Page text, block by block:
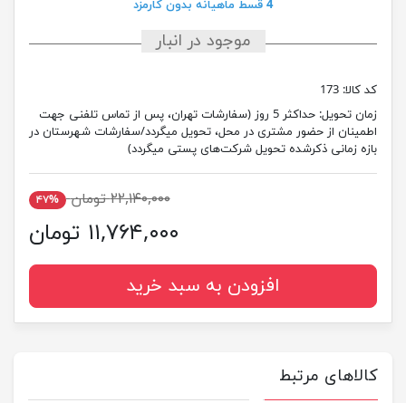
4 قسط ماهیانه بدون کارمزد
موجود در انبار
کد کالا: 173
زمان تحویل:
حداکثر 5 روز (سفارشات تهران، پس از تماس تلفنی جهت
اطمینان از حضور مشتری در محل، تحویل میگردد/سفارشات شهرستان در
بازه زمانی ذکرشده تحویل شرکت‌های پستی میگردد)
۲۲,۱۴۰,۰۰۰ تومان ۴۷%
۱۱,۷۶۴,۰۰۰ تومان
افزودن به سبد خرید
کالاهای مرتبط